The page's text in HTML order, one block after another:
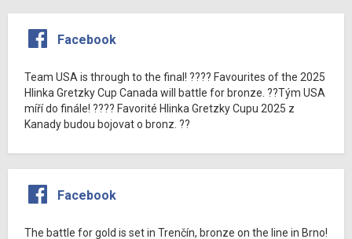
Facebook
Team USA is through to the final! ???? Favourites of the 2025
Hlinka Gretzky Cup Canada will battle for bronze. ??Tým USA
míří do finále! ???? Favorité Hlinka Gretzky Cupu 2025 z
Kanady budou bojovat o bronz. ??
Facebook
The battle for gold is set in Trenčín, bronze on the line in Brno!